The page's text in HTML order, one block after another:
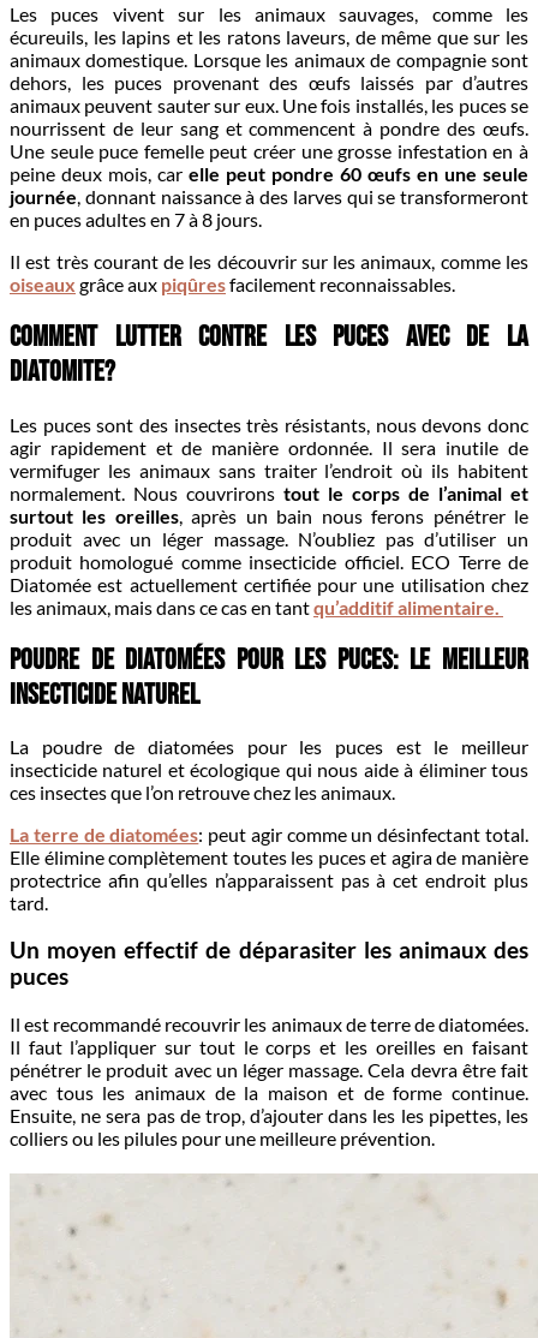
Les puces vivent sur les animaux sauvages, comme les
écureuils, les lapins et les ratons laveurs, de même que sur les
animaux domestique. Lorsque les animaux de compagnie sont
dehors, les puces provenant des œufs laissés par d’autres
animaux peuvent sauter sur eux. Une fois installés, les puces se
nourrissent de leur sang et commencent à pondre des œufs.
Une seule puce femelle peut créer une grosse infestation en à
peine deux mois, car elle peut pondre 60 œufs en une seule
journée , donnant naissance à des larves qui se transformeront
en puces adultes en 7 à 8 jours.
Il est très courant de les découvrir sur les animaux, comme les
oiseaux grâce aux piqûresfacilement reconnaissables.
Comment lutter contre les puces avec de la
diatomite?
Les puces sont des insectes très résistants, nous devons donc
agir rapidement et de manière ordonnée. Il sera inutile de
vermifuger les animaux sans traiter l’endroit où ils habitent
normalement. Nous couvrirons tout le corps de l’animal et
surtout les oreilles, après un bain nous ferons pénétrer le
produit avec un léger massage. N’oubliez pas d’utiliser un
produit homologué comme insecticide officiel. ECO Terre de
Diatomée est actuellement certifiée pour une utilisation chez
les animaux, mais dans ce cas en tantqu’additif alimentaire.
Poudre de diatomées pour les puces: le meilleur
insecticide naturel
La poudre de diatomées pour les puces est le meilleur
insecticide naturel et écologique qui nous aide à éliminer tous
ces insectes que l’on retrouve chez les animaux.
La terre de diatomées: peut agir comme un désinfectant total.
Elle élimine complètement toutes les puces et agira de manière
protectrice afin qu’elles n’apparaissent pas à cet endroit plus
tard.
Un moyen effectif de déparasiter les animaux des
puces
Il est recommandé recouvrir les animaux de terre de diatomées.
Il faut l’appliquer sur tout le corps et les oreilles en faisant
pénétrer le produit avec un léger massage. Cela devra être fait
avec tous les animaux de la maison et de forme continue.
Ensuite, ne sera pas de trop, d’ajouter dans les les pipettes, les
colliers ou les pilules pour une meilleure prévention.